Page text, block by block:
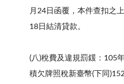
月24日函覆，本件查扣之
18日結清貸款。
(八)稅費及違規罰鍰：105
積欠牌照稅新臺幣(下同